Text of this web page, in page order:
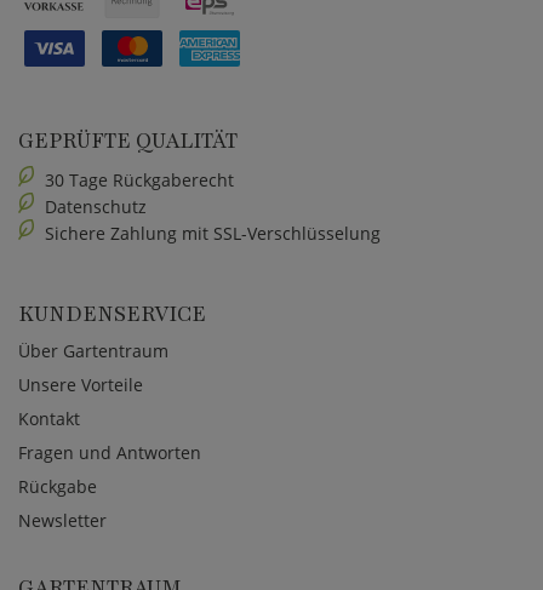
GEPRÜFTE QUALITÄT
30 Tage Rückgaberecht
Datenschutz
Sichere Zahlung mit SSL-Verschlüsselung
KUNDENSERVICE
Über Gartentraum
Unsere Vorteile
Kontakt
Fragen und Antworten
Rückgabe
Newsletter